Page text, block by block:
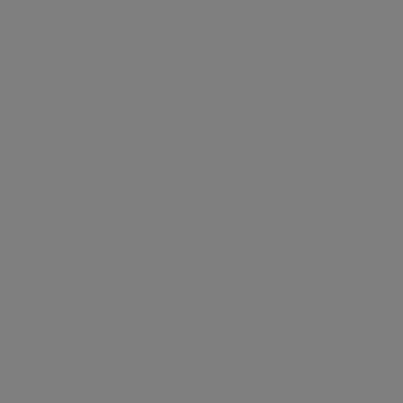
χριστουγεννιάτικα φαναράκια με μαύρο μεταλλικό πλαίσιο και
σκηνικό. Η φλόγα των κεριών θα δώσει στο χώρο σας κάτι από